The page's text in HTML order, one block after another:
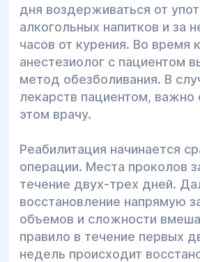
дня воздерживаться от
алкогольных напитков и за
часов от курения. Во время
анестезиолог с пациентом
метод обезболивания. В
лекарств пациентом, важно
этом врачу.
Реабилитация начинается
операции. Места проколов
течение двух-трех дней.
восстановление напрямую
объемов и сложности
правило в течение первых
недель происходит